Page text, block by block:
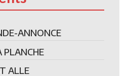
ANNONCE
PLANCHE
ALLE